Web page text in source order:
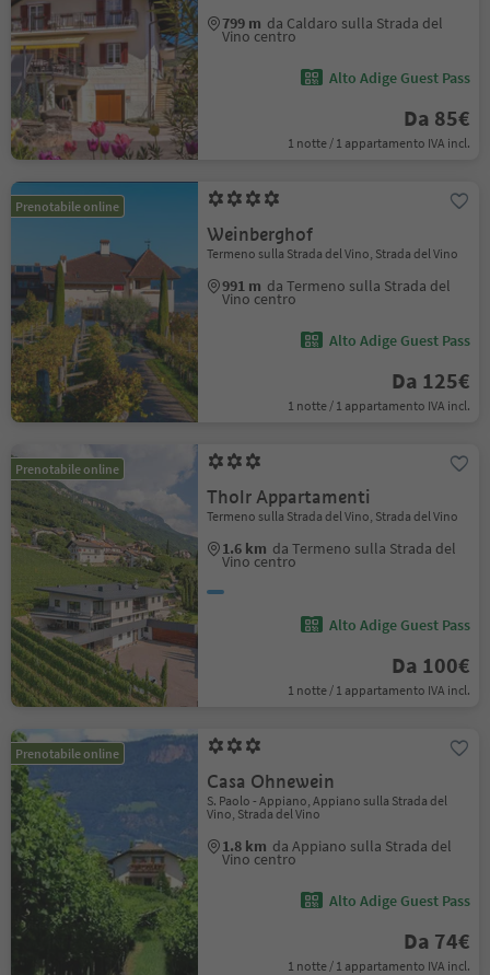
799 m da Caldaro sulla Strada del
Vino centro
Alto Adige Guest Pass
Da 85€
1 notte / 1 appartamento IVA incl.
Prenotabile online
Weinberghof
Termeno sulla Strada del Vino, Strada del Vino
991 m da Termeno sulla Strada del
Vino centro
Alto Adige Guest Pass
Da 125€
1 notte / 1 appartamento IVA incl.
Prenotabile online
Tholr Appartamenti
Termeno sulla Strada del Vino, Strada del Vino
1.6 km da Termeno sulla Strada del
Vino centro
Alto Adige Guest Pass
Da 100€
1 notte / 1 appartamento IVA incl.
Prenotabile online
Casa Ohnewein
S. Paolo - Appiano, Appiano sulla Strada del
Vino, Strada del Vino
1.8 km da Appiano sulla Strada del
Vino centro
Alto Adige Guest Pass
Da 74€
1 notte / 1 appartamento IVA incl.